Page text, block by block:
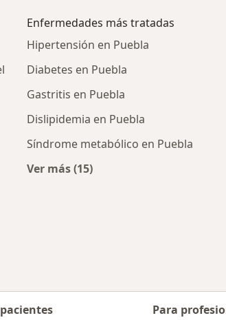
Enfermedades más tratadas
Hipertensión en Puebla
Diabetes en Puebla
Gastritis en Puebla
Dislipidemia en Puebla
Síndrome metabólico en Puebla
Ver más (15)
Más en esta categoría:
Para